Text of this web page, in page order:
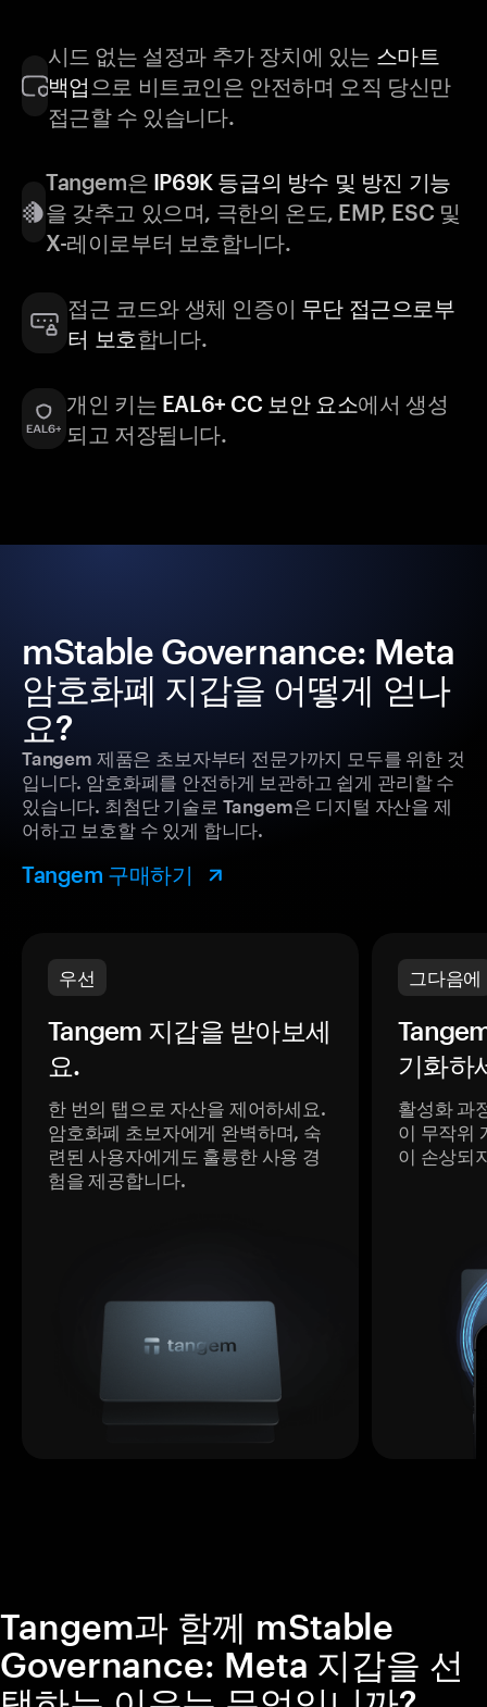
시드 없는 설정과 추가 장치에 있는 스마트
백업 으로 비트코인은 안전하며 오직 당신만
접근할 수 있습니다.
Tangem은 IP69K 등급의 방수 및 방진 기능
을 갖추고 있으며, 극한의 온도, EMP, ESC 및
X-레이로부터 보호합니다.
접근 코드와 생체 인증이 무단 접근으로부
터 보호합니다.
개인 키는 EAL6+ CC 보안 요소에서 생성
되고 저장됩니다.
mStable Governance: Meta
암호화폐 지갑을 어떻게 얻나
요?
Tangem 제품은 초보자부터 전문가까지 모두를 위한 것
입니다. 암호화폐를 안전하게 보관하고 쉽게 관리할 수
있습니다. 최첨단 기술로 Tangem은 디지털 자산을 제
어하고 보호할 수 있게 합니다.
Tangem 구매하기
우선
Tangem 지갑을 받아보세
요.
한 번의 탭으로 자산을 제어하세요.
암호화폐 초보자에게 완벽하며, 숙
련된 사용자에게도 훌륭한 사용 경
험을 제공합니다.
그다음에
기화하
활성화 과
이 무작위
이 손상되
Tangem과 함께 mStable
Governance: Meta 지갑을 선